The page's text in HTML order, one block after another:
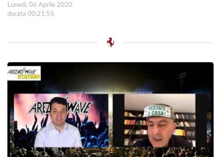
Lunedì, 06 Aprile 2020
durata 00:21:55